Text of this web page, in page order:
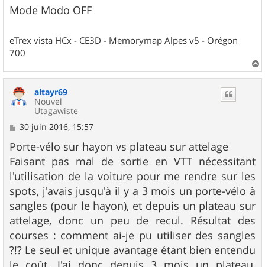
Mode Modo OFF
eTrex vista HCx - CE3D - Memorymap Alpes v5 - Orégon
700
a
altayr69
Nouvel
Utagawiste
M
s
s
a
g
e
30 juin 2016, 15:57
Porte-vélo sur hayon vs plateau sur attelage
Faisant pas mal de sortie en VTT nécessitant
l'utilisation de la voiture pour me rendre sur les
spots, j'avais jusqu'à il y a 3 mois un porte-vélo à
sangles (pour le hayon), et depuis un plateau sur
attelage, donc un peu de recul. Résultat des
courses : comment ai-je pu utiliser des sangles
?!? Le seul et unique avantage étant bien entendu